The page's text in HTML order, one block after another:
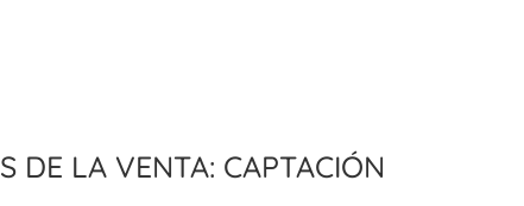
de la Venta: Captación